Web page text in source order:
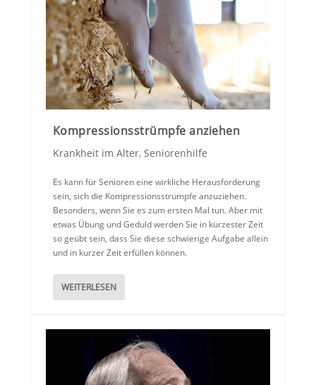
Kompressionsstrümpfe anziehen
Krankheit im Alter, Seniorenhilfe
Es kann für Senioren eine wirkliche Herausforderung
sein, sich die Kompressionsstrümpfe anzuziehen.
Besonders, wenn Sie es zum ersten Mal tun. Aber mit
etwas Übung und Geduld werden Sie in kürzester Zeit
so geübt sein, dass Sie diese schwierige Aufgabe allein
und in kurzer Zeit erfüllen können.
WEITERLESEN